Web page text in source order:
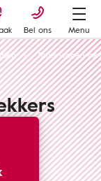
Bel ons
Menu
Thuis wonen